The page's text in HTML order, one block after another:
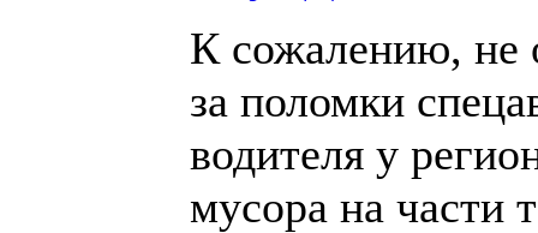
К сожалению, не
за поломки
водителя у
мусора на части